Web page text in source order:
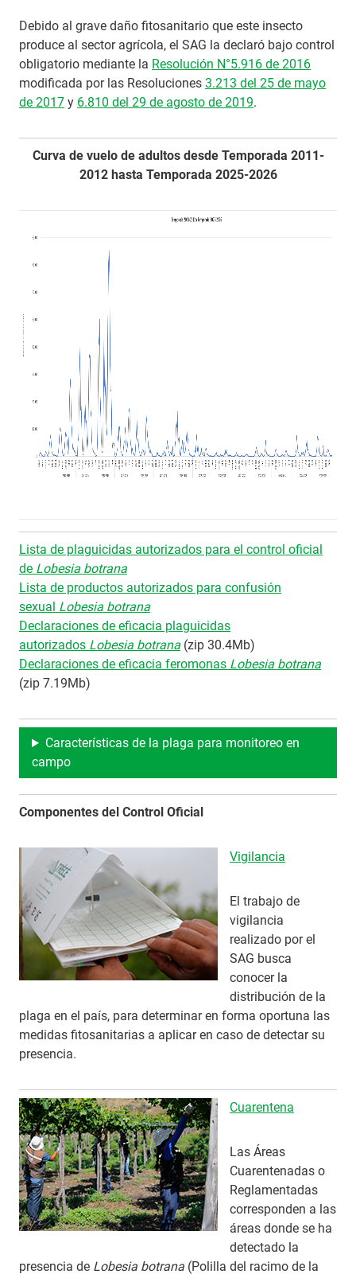
Debido al grave daño fitosanitario que este insecto
produce al sector agrícola, el SAG la declaró bajo control
obligatorio mediante la Resolución N°5.916 de 2016
modificada por las Resoluciones 3.213 del 25 de mayo
de 2017 y 6.810 del 29 de agosto de 2019.
Curva de vuelo de adultos desde Temporada 2011-
2012 hasta Temporada 2025-2026
Lista de plaguicidas autorizados para el control oficial
de Lobesia botrana
Lista de productos autorizados para confusión
sexual Lobesia botrana
Declaraciones de eficacia plaguicidas
autorizados Lobesia botrana (zip 30.4Mb)
Declaraciones de eficacia feromonas Lobesia botrana
(zip 7.19Mb)
Características de la plaga para monitoreo en
campo
Componentes del Control Oficial
Vigilancia
El trabajo de
vigilancia
realizado por el
SAG busca
conocer la
distribución de la
plaga en el país, para determinar en forma oportuna las
medidas fitosanitarias a aplicar en caso de detectar su
presencia.
Cuarentena
Las Áreas
Cuarentenadas o
Reglamentadas
corresponden a las
áreas donde se ha
detectado la
presencia de Lobesia botrana (Polilla del racimo de la